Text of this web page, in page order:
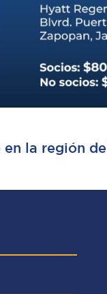
la región